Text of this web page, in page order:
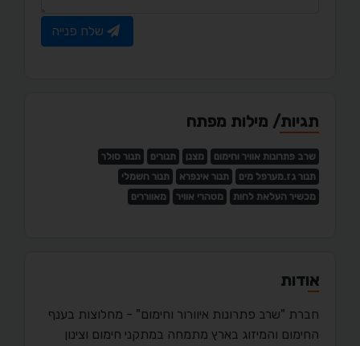
שלח פנייה
תגיות/ מילות מפתח
שרב פתרונות אוויר וחימום מצנן תנורים
תנור סולר
תנור גז.מערפל מים
תנור אינפרא
תנור חשמלי
מכשיר העלאת לחות
מטהרי אוויר מאווררים
אודות
חברת "שרב פתרונות איוורור וחימום" - מחלוצות בענף
החימום והמיזוג בארץ מתמחה במתקני חימום וצינון